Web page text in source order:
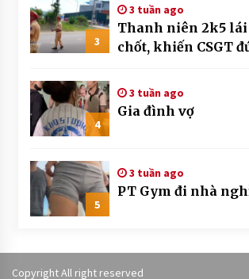
3
3 tuần ago
Thanh niên 2k5
chốt, khiến CSGT
4
3 tuần ago
Gia đình vợ
5
3 tuần ago
PT Gym đi nhà
Copyright All right reserved